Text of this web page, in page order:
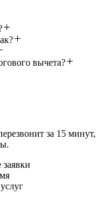
вычета?
за 15 минут,